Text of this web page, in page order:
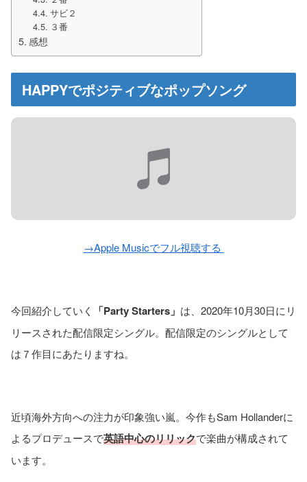
サビ２
３番
感想
HAPPYでポジティブなポップソング
→Apple Musicでフル視聴する
今回紹介していく 「Party Starters」 は、2020年10月30日にリ
リースされた配信限定シングル。配信限定のシングルとして
は７作目にあたりますね。
近頃海外方向への注力が印象強い嵐。今作もSam Hollanderに
よるプロデュースで英語中心のリリックで楽曲が構成されて
います。